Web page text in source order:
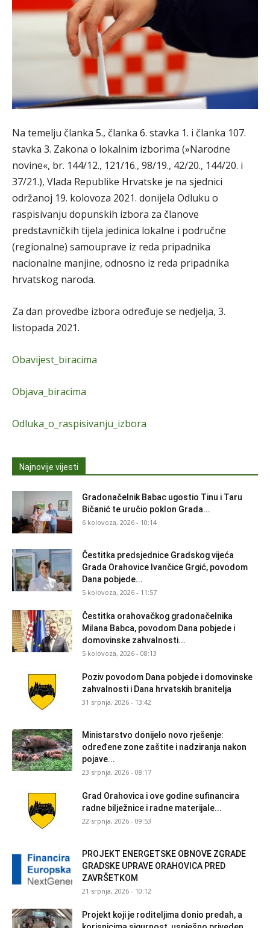
Na temelju članka 5., članka 6. stavka 1. i članka 107.
stavka 3. Zakona o lokalnim izborima (»Narodne
novine«, br. 144/12., 121/16., 98/19., 42/20., 144/20. i
37/21.), Vlada Republike Hrvatske je na sjednici
održanoj 19. kolovoza 2021. donijela Odluku o
raspisivanju dopunskih izbora za članove
predstavničkih tijela jedinica lokalne i područne
(regionalne) samouprave iz reda pripadnika
nacionalne manjine, odnosno iz reda pripadnika
hrvatskog naroda.
Za dan provedbe izbora određuje se nedjelja, 3.
listopada 2021.
Obavijest_biracima
Objava_biracima
Odluka_o_raspisivanju_izbora
Najnovije vijesti
Gradonačelnik Babac ugostio Tinu i Taru
Bičanić te uručio poklon Grada...
6 kolovoza, 2026 - 10:14
Čestitka predsjednice Gradskog vijeća
Grada Orahovice Ivančice Grgić, povodom
Dana pobjede...
5 kolovoza, 2026 - 11:57
Čestitka orahovačkog gradonačelnika
Milana Babca, povodom Dana pobjede i
domovinske zahvalnosti...
5 kolovoza, 2026 - 08:13
Poziv povodom Dana pobjede i domovinske
zahvalnosti i Dana hrvatskih branitelja
31 srpnja, 2026 - 13:42
Ministarstvo donijelo novo rješenje:
određene zone zaštite i nadziranja nakon
pojave...
23 srpnja, 2026 - 08:17
Grad Orahovica i ove godine sufinancira
radne bilježnice i radne materijale...
22 srpnja, 2026 - 09:53
PROJEKT ENERGETSKE OBNOVE ZGRADE
GRADSKE UPRAVE ORAHOVICA PRED
ZAVRŠETKOM
21 srpnja, 2026 - 10:12
Projekt koji je roditeljima donio predah, a